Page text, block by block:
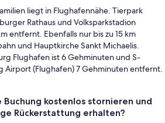
liegt in Flughafennähe. Tierpark
Rathaus und Volksparkstadion
entfernt. Ebenfalls nur bis zu 15 km
und Hauptkirche Sankt Michaelis.
Flughafen ist 6 Gehminuten und S-
Airport (Flughafen) 7 Gehminuten entfernt.
Buchung kostenlos stornieren und
Rückerstattung erhalten?